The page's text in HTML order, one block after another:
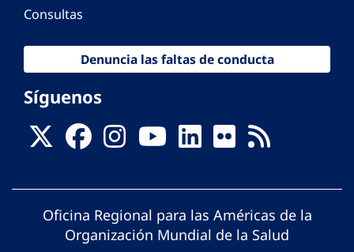
Consultas
Denuncia las faltas de conducta
Síguenos
Oficina Regional para las Américas de la
Organización Mundial de la Salud